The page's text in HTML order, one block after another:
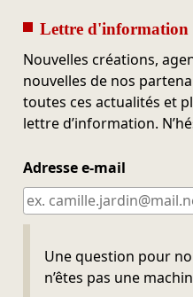
Lettre d'information
Nouvelles créations,
nouvelles de nos
toutes ces actualités et
lettre d’information.
Adresse e-mail
Une question pour
n’êtes pas une
Ne pas remplir